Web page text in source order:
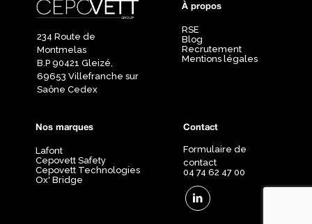
234 Route de
Montmelas
B.P 90421 Gleizé,
69653 Villefranche sur
Saône Cedex
À propos
RSE
Blog
Recrutement
Mentions légales
Nos marques
Lafont
Cepovett Safety
Cepovett Technologies
Ox' Bridge
Contact
Formulaire de
contact
04 74 62 47 00